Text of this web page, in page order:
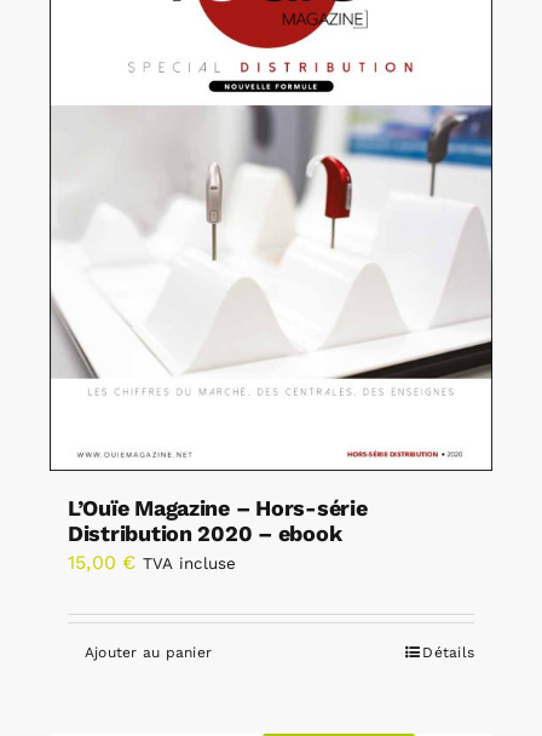
L’Ouïe Magazine – Hors-série
Distribution 2020 – ebook
15,00 € TVA incluse
Ajouter au panier Détails